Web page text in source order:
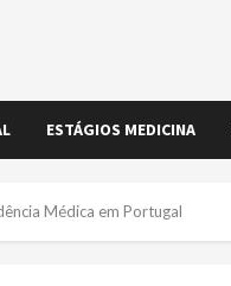
ESTÁGIOS MEDICINA
Médica em Portugal